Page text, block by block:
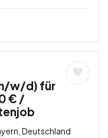
w/d) für
€ /
Deutschland